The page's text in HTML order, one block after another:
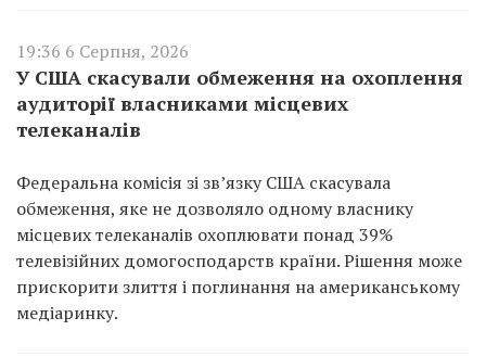
19:36 6 Серпня, 2026
У США скасували обмеження на охоплення
аудиторії власниками місцевих
телеканалів
Федеральна комісія зі зв’язку США скасувала
обмеження, яке не дозволяло одному власнику
місцевих телеканалів охоплювати понад 39%
телевізійних домогосподарств країни. Рішення може
прискорити злиття і поглинання на американському
медіаринку.